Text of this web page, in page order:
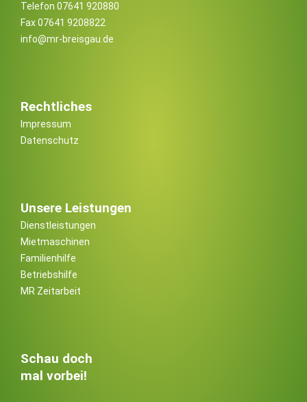
Telefon 07641 920880
Fax 07641 9208822
info@mr-breisgau.de
Rechtliches
Impressum
Datenschutz
Unsere Leistungen
Dienstleistungen
Mietmaschinen
Familienhilfe
Betriebshilfe
MR Zeitarbeit
Schau doch
mal vorbei!